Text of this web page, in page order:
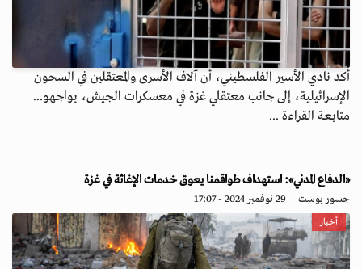
أكد نادي الأسير الفلسطيني، أن آلاف الأسرى والمعتقلين في السجون
الإسرائيلية، إلى جانب معتقلي غزة في معسكرات الجيش، يواجهو...
متابعة القراءة ...
«الدفاع المدني»: استهداف طواقمنا يعوق خدمات الإغاثة في غزة
جسور بوست 29 نوفمبر 2024 - 17:07
أخبار